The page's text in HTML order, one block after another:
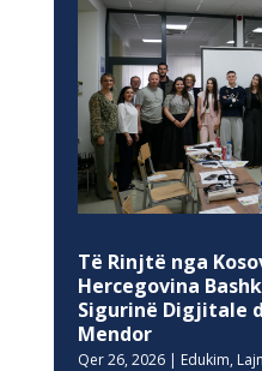
Të Rinjtë nga
Hercegovina
Sigurinë Digjitale
Mendor
Qer 26, 2026| Edukim,